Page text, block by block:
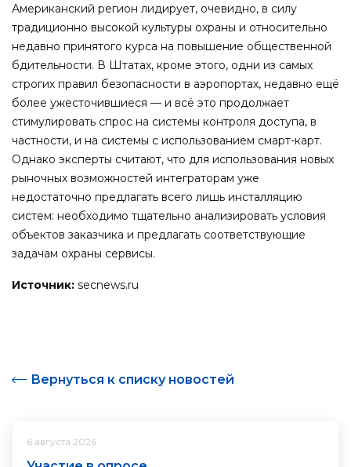
Американский регион лидирует, очевидно, в силу
традиционно высокой культуры охраны и относительно
недавно принятого курса на повышение общественной
бдительности. В Штатах, кроме этого, одни из самых
строгих правил безопасности в аэропортах, недавно ещё
более ужесточившиеся — и всё это продолжает
стимулировать спрос на системы контроля доступа, в
частности, и на системы с использованием смарт-карт.
Однако эксперты считают, что для использования новых
рыночных возможностей интеграторам уже
недостаточно предлагать всего лишь инсталляцию
систем: необходимо тщательно анализировать условия
объектов заказчика и предлагать соответствующие
задачам охраны сервисы.
Источник: secnews.ru
Вернуться к списку новостей
6 августа 2026